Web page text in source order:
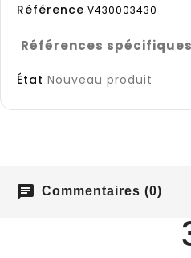
Référence V430003430
Références spécifiques
État Nouveau produit
chat Commentaires (0)